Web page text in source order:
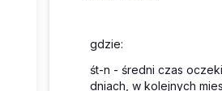
gdzie:
śt-n - średni czas
dniach, w kolejnych